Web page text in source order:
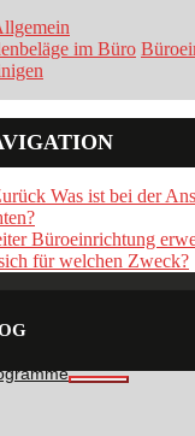
im Büro
Was ist bei der
Büroeinrichtung
für welchen Zweck?